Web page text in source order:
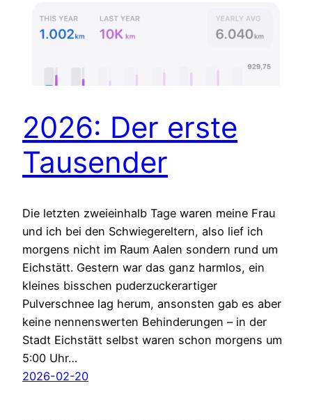
2026: Der erste
Tausender
Die letzten zweieinhalb Tage waren meine Frau
und ich bei den Schwiegereltern, also lief ich
morgens nicht im Raum Aalen sondern rund um
Eichstätt. Gestern war das ganz harmlos, ein
kleines bisschen puderzuckerartiger
Pulverschnee lag herum, ansonsten gab es aber
keine nennenswerten Behinderungen – in der
Stadt Eichstätt selbst waren schon morgens um
5:00 Uhr…
2026-02-20